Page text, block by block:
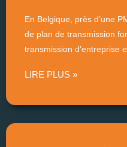
En Belgique, près d’une
de plan de transmission
transmission d’entreprise
LIRE PLUS »